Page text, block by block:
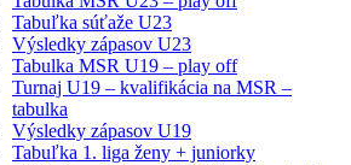
Tabuľka súťaže U23
Výsledky zápasov U23
Tabulka MSR U19 – play off
Turnaj U19 – kvalifikácia na MSR –
tabulka
Výsledky zápasov U19
Tabuľka 1. liga ženy + juniorky